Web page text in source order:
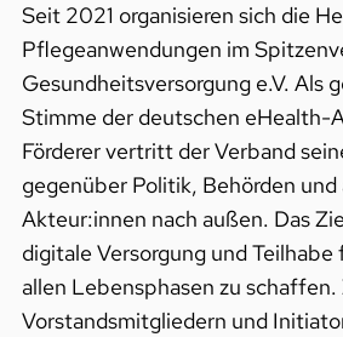
Seit 2021 organisieren sich die
Pflegeanwendungen im
Gesundheitsversorgung e.V. Als
Stimme der deutschen eHealth-
Förderer vertritt der Verband
gegenüber Politik, Behörden und
Akteur:innen nach außen. Das
digitale Versorgung und Teilhabe
allen Lebensphasen zu schaffen.
Vorstandsmitgliedern und